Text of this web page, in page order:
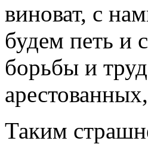
виноват, с
будем петь и
борьбы и
Таким